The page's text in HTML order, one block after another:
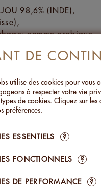
98,6% (INDE),
gomme arabique
garantissant
et élaboré
GLUTEN
GRAS SATURÉS
DE
utilise des cookies pour vous
à respecter votre vie
de cookies. Cliquez sur
préférences.
ESSENTIELS ?
FONCTIONNELS ?
DE PERFORMANCE ?